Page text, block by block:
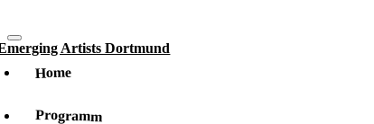
Home
Programm